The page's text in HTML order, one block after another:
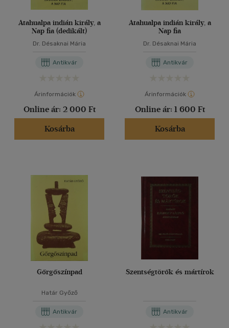
Atahualpa indián király, a
Nap fia (dedikált)
Dr. Désaknai Mária
Antikvár
Árinformációk
Online ár: 2 000 Ft
Kosárba
Atahualpa indián király, a
Nap fia
Dr. Désaknai Mária
Antikvár
Árinformációk
Online ár: 1 600 Ft
Kosárba
Gőrgőszínpad
Határ Győző
Antikvár
Szentségtörők és mártírok
Antikvár